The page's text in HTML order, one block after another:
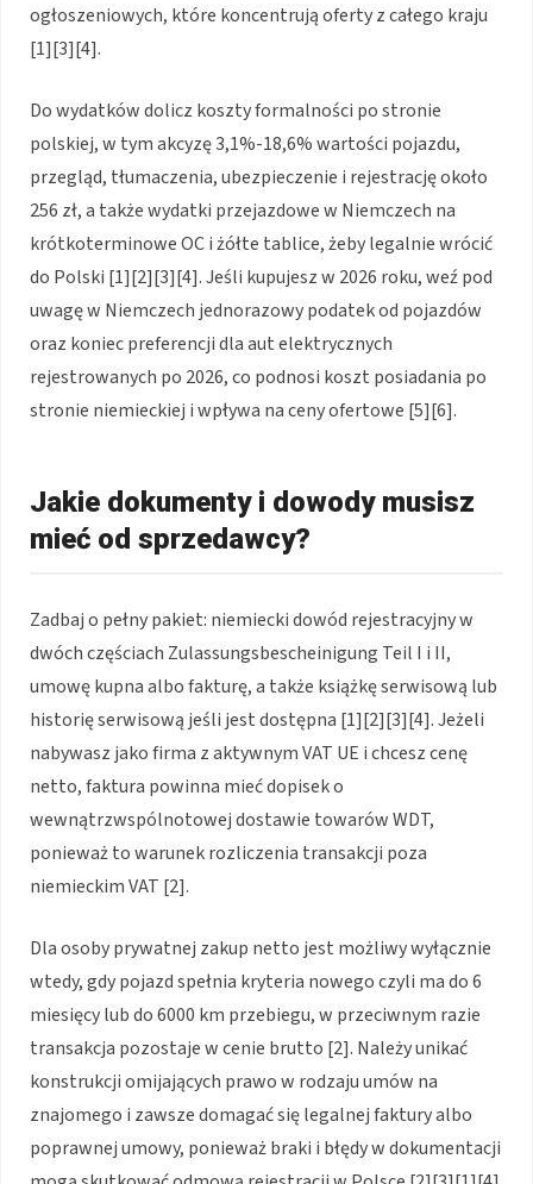
ogłoszeniowych, które koncentrują oferty z całego kraju
[1][3][4].
Do wydatków dolicz koszty formalności po stronie
polskiej, w tym akcyzę 3,1%-18,6% wartości pojazdu,
przegląd, tłumaczenia, ubezpieczenie i rejestrację około
256 zł, a także wydatki przejazdowe w Niemczech na
krótkoterminowe OC i żółte tablice, żeby legalnie wrócić
do Polski [1][2][3][4]. Jeśli kupujesz w 2026 roku, weź pod
uwagę w Niemczech jednorazowy podatek od pojazdów
oraz koniec preferencji dla aut elektrycznych
rejestrowanych po 2026, co podnosi koszt posiadania po
stronie niemieckiej i wpływa na ceny ofertowe [5][6].
Jakie dokumenty i dowody musisz
mieć od sprzedawcy?
Zadbaj o pełny pakiet: niemiecki dowód rejestracyjny w
dwóch częściach Zulassungsbescheinigung Teil I i II,
umowę kupna albo fakturę, a także książkę serwisową lub
historię serwisową jeśli jest dostępna [1][2][3][4]. Jeżeli
nabywasz jako firma z aktywnym VAT UE i chcesz cenę
netto, faktura powinna mieć dopisek o
wewnątrzwspólnotowej dostawie towarów WDT,
ponieważ to warunek rozliczenia transakcji poza
niemieckim VAT [2].
Dla osoby prywatnej zakup netto jest możliwy wyłącznie
wtedy, gdy pojazd spełnia kryteria nowego czyli ma do 6
miesięcy lub do 6000 km przebiegu, w przeciwnym razie
transakcja pozostaje w cenie brutto [2]. Należy unikać
konstrukcji omijających prawo w rodzaju umów na
znajomego i zawsze domagać się legalnej faktury albo
poprawnej umowy, ponieważ braki i błędy w dokumentacji